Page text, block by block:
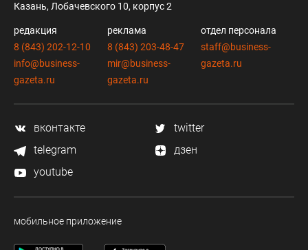
Казань, Лобачевского 10, корпус 2
редакция
8 (843) 202-12-10
info@business-
gazeta.ru
реклама
8 (843) 203-48-47
mir@business-
gazeta.ru
отдел персонала
staff@business-
gazeta.ru
вконтакте
twitter
telegram
дзен
youtube
мобильное приложение